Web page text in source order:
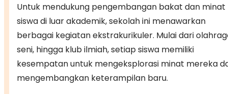
Untuk mendukung pengembangan bakat dan minat
siswa di luar akademik, sekolah ini menawarkan
berbagai kegiatan ekstrakurikuler. Mulai dari
seni, hingga klub ilmiah, setiap siswa memiliki
kesempatan untuk mengeksplorasi minat mereka
mengembangkan keterampilan baru.